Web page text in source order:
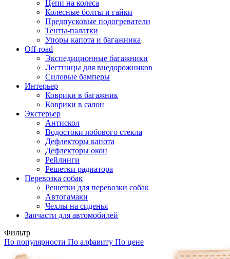
Цепи на колеса
Колесные болты и гайки
Предпусковые подогреватели
Тенты-палатки
Упоры капота и багажника
Off-road
Экспедиционные багажники
Лестницы для внедорожников
Силовые бамперы
Интерьер
Коврики в багажник
Коврики в салон
Экстерьер
Антискол
Водостоки лобового стекла
Дефлекторы капота
Дефлекторы окон
Рейлинги
Решетки радиатора
Перевозка собак
Решетки для перевозки собак
Автогамаки
Чехлы на сиденья
Запчасти для автомобилей
Фильтр
По популярности По алфавиту По цене